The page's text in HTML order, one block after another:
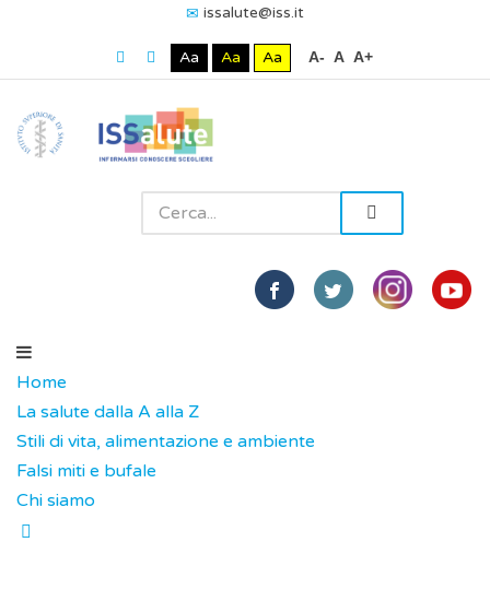
issalute@iss.it
Aa Aa Aa A- A A+
Home
La salute dalla A alla Z
Stili di vita, alimentazione e ambiente
Falsi miti e bufale
Chi siamo